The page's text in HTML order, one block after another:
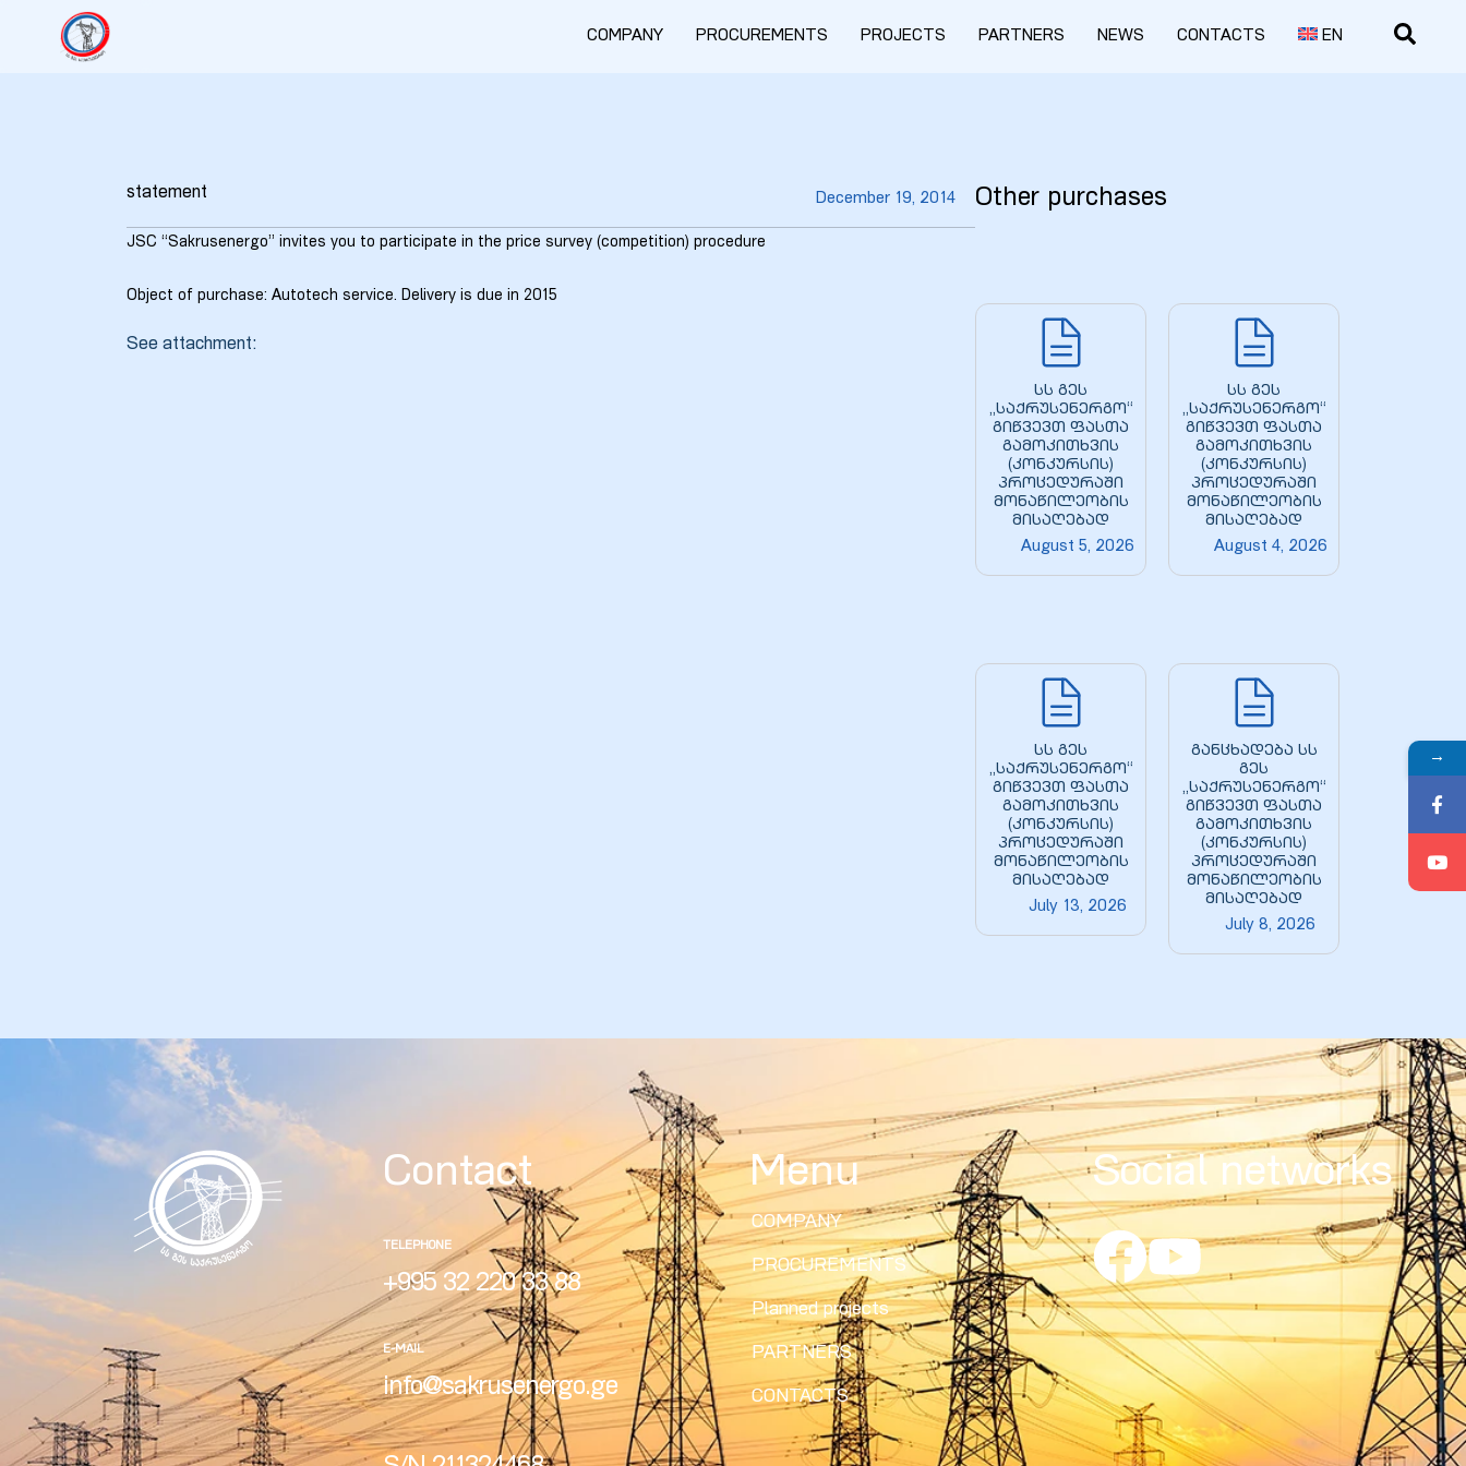
COMPANY PROCUREMENTS PROJECTS PARTNERS NEWS CONTACTS EN
statement December 19, 2014
JSC “Sakrusenergo” invites you to participate in the price survey (competition) procedure
Object of purchase: Autotech service. Delivery is due in 2015
See attachment:
Other purchases
სს გეს
„საქრუსენერგო“
გიწვევთ ფასთა
გამოკითხვის
(კონკურსის)
პროცედურაში
მონაწილეობის
მისაღებად
August 5, 2026
სს გეს
„საქრუსენერგო“
გიწვევთ ფასთა
გამოკითხვის
(კონკურსის)
პროცედურაში
მონაწილეობის
მისაღებად
August 4, 2026
სს გეს
„საქრუსენერგო“
გიწვევთ ფასთა
გამოკითხვის
(კონკურსის)
პროცედურაში
მონაწილეობის
მისაღებად
July 13, 2026
განცხადება სს
გეს
„საქრუსენერგო“
გიწვევთ ფასთა
გამოკითხვის
(კონკურსის)
პროცედურაში
მონაწილეობის
მისაღებად
July 8, 2026
Contact
TELEPHONE
+995 32 220 33 88
E-MAIL
info@sakrusenergo.ge
Menu
COMPANY
PROCUREMENTS
Planned projects
PARTNERS
CONTACTS
Social networks
→